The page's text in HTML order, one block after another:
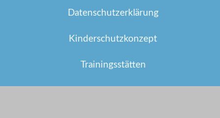
Datenschutzerklärung
Kinderschutzkonzept
Trainingsstätten